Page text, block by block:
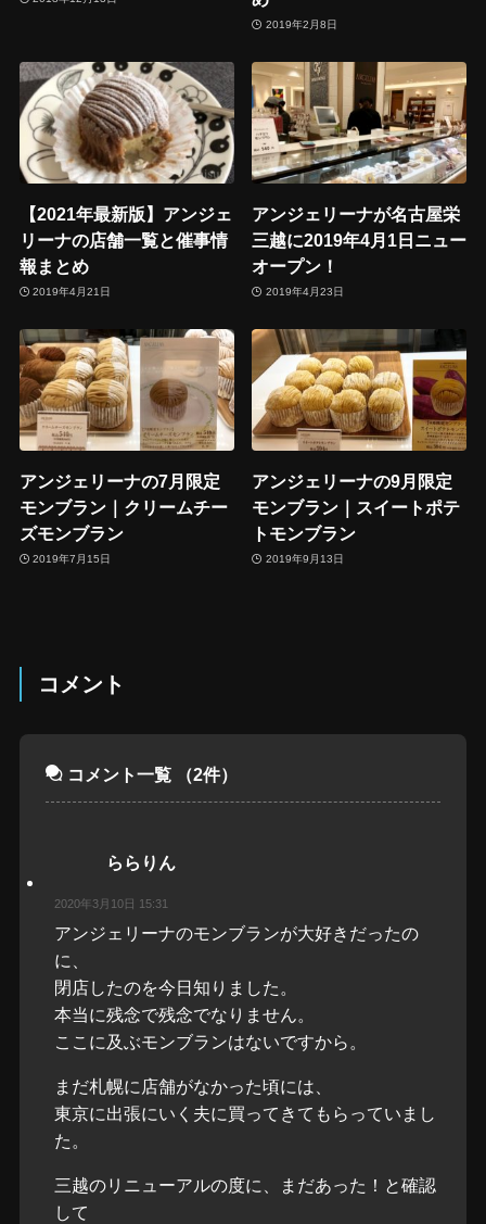
2019年2月8日
【2021年最新版】アンジェ
リーナの店舗一覧と催事情
報まとめ
2019年4月21日
アンジェリーナが名古屋栄
三越に2019年4月1日ニュー
オープン！
2019年4月23日
アンジェリーナの7月限定
モンブラン｜クリームチー
ズモンブラン
2019年7月15日
アンジェリーナの9月限定
モンブラン｜スイートポテ
トモンブラン
2019年9月13日
コメント
コメント一覧 （2件）
ららりん
2020年3月10日 15:31
アンジェリーナのモンブランが大好きだったの
に、
閉店したのを今日知りました。
本当に残念で残念でなりません。
ここに及ぶモンブランはないですから。
まだ札幌に店舗がなかった頃には、
東京に出張にいく夫に買ってきてもらっていまし
た。
三越のリニューアルの度に、まだあった！と確認
して